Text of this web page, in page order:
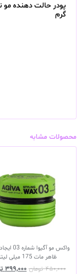
گرم
محصولات مشابه
واکس مو
ظاهر مات 175 میلی لیتر
۴۵۰,۰۰۰ تومان ۳۹۹,۰۰۰